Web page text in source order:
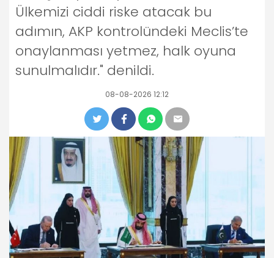
Ülkemizi ciddi riske atacak bu
adımın, AKP kontrolündeki Meclis’te
onaylanması yetmez, halk oyuna
sunulmalıdır." denildi.
08-08-2026 12:12